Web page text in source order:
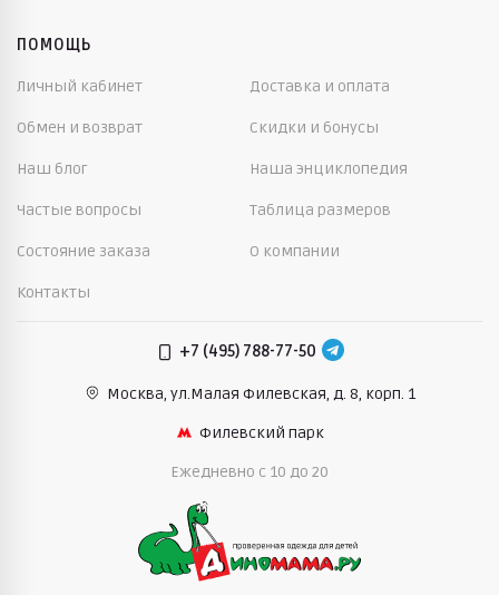
ПОМОЩЬ
Личный кабинет Доставка и оплата
Обмен и возврат Скидки и бонусы
Наш блог Наша энциклопедия
Частые вопросы Таблица размеров
Состояние заказа О компании
Контакты
+7 (495) 788-77-50
Москва, ул.Малая Филевская, д. 8, корп. 1
Филевский парк
Ежедневно c 10 до 20